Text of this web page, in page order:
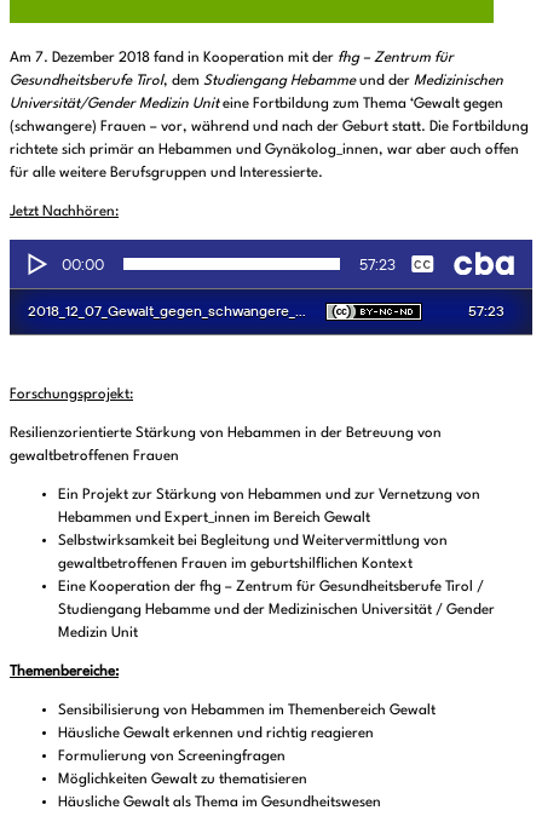
Am 7. Dezember 2018 fand in Kooperation mit der fhg – Zentrum für
Gesundheitsberufe Tirol, dem Studiengang Hebammeund der Medizinischen
Universität/Gender Medizin Uniteine Fortbildung zum Thema ‘Gewalt gegen
(schwangere) Frauen – vor, während und nach der Geburt statt. Die Fortbildung
richtete sich primär an Hebammen und Gynäkolog_innen, war aber auch offen
für alle weitere Berufsgruppen und Interessierte.
Jetzt Nachhören:
Forschungsprojekt:
Resilienzorientierte Stärkung von Hebammen in der Betreuung von
gewaltbetroffenen Frauen
Ein Projekt zur Stärkung von Hebammen und zur Vernetzung von
Hebammen und Expert_innen im Bereich Gewalt
Selbstwirksamkeit bei Begleitung und Weitervermittlung von
gewaltbetroffenen Frauen im geburtshilflichen Kontext
Eine Kooperation der fhg – Zentrum für Gesundheitsberufe Tirol /
Studiengang Hebamme und der Medizinischen Universität / Gender
Medizin Unit
Themenbereiche:
Sensibilisierung von Hebammen im Themenbereich Gewalt
Häusliche Gewalt erkennen und richtig reagieren
Formulierung von Screeningfragen
Möglichkeiten Gewalt zu thematisieren
Häusliche Gewalt als Thema im Gesundheitswesen